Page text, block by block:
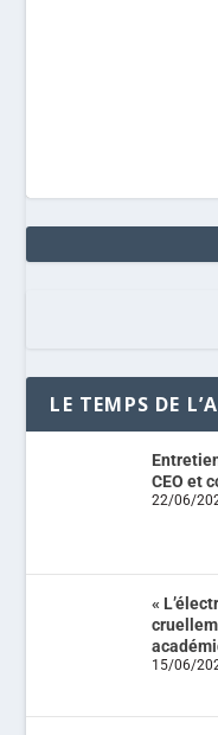
LE TEMPS DE
CEO et
22/06/
«
15/06/